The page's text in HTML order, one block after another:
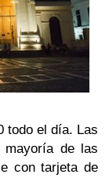
todo el día. Las
de las
con tarjeta de